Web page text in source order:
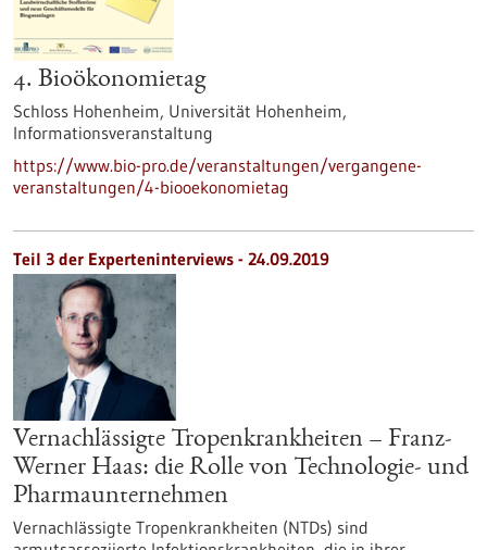
4. Bioökonomietag
Schloss Hohenheim, Universität Hohenheim,
Informationsveranstaltung
https://www.bio-pro.de/veranstaltungen/vergangene-
veranstaltungen/4-biooekonomietag
Teil 3 der Experteninterviews - 24.09.2019
Vernachlässigte Tropenkrankheiten – Franz-
Werner Haas: die Rolle von Technologie- und
Pharmaunternehmen
Vernachlässigte Tropenkrankheiten (NTDs) sind